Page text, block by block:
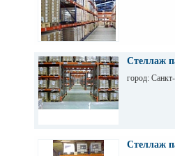
Стеллаж
город:
Стеллаж